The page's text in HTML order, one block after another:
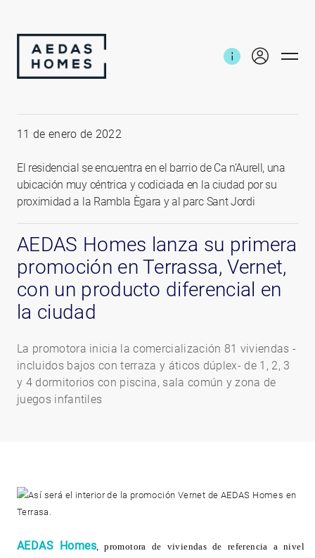
11 de enero de 2022
El residencial se encuentra en el barrio de Ca n’Aurell, una
ubicación muy céntrica y codiciada en la ciudad por su
proximidad a la Rambla Ègara y al parc Sant Jordi
AEDAS Homes lanza su primera
promoción en Terrassa, Vernet,
con un producto diferencial en
la ciudad
La promotora inicia la comercialización 81 viviendas -
incluidos bajos con terraza y áticos dúplex- de 1, 2, 3
y 4 dormitorios con piscina, sala común y zona de
juegos infantiles
AEDAS Homes,promotora de viviendas de referencia a nivel